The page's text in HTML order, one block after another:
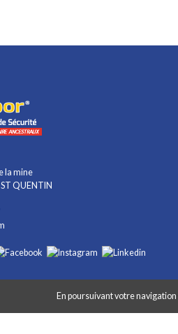
la mine
QUENTIN
2018 © - Tous droits réservés - Site réalisé par
En poursuivant votre